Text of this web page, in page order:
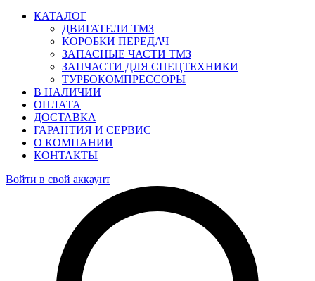
КАТАЛОГ
ДВИГАТЕЛИ ТМЗ
КОРОБКИ ПЕРЕДАЧ
ЗАПАСНЫЕ ЧАСТИ ТМЗ
ЗАПЧАСТИ ДЛЯ СПЕЦТЕХНИКИ
ТУРБОКОМПРЕССОРЫ
В НАЛИЧИИ
ОПЛАТА
ДОСТАВКА
ГАРАНТИЯ И СЕРВИС
О КОМПАНИИ
КОНТАКТЫ
Войти в свой аккаунт